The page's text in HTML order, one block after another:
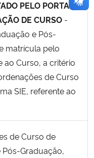
PELO PORTAL
DE CURSO -
e Pós-
matrícula pelo
ao Curso, a critério
de Curso
SIE, referente ao
de Curso de
Graduação,